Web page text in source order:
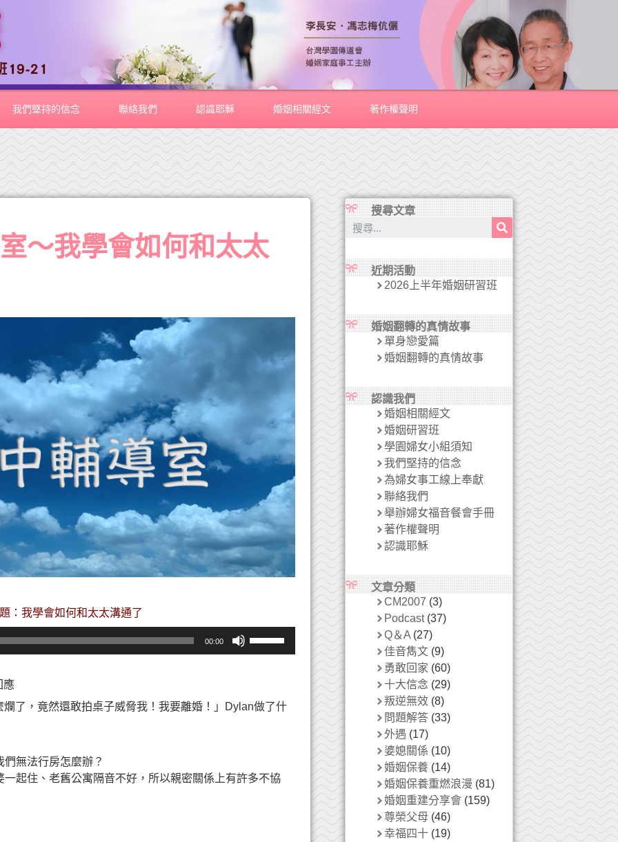
我們堅持的信念 聯絡我們 認識耶穌 婚姻相關經文 著作權聲明
～我學會如何和太太
：我學會如何和太太溝通了
00:00
向
高
應
了，竟然還敢拍桌子威脅我！我要離婚！」Dylan做了什
無法行房怎麼辦？
起住、老舊公寓隔音不好，所以親密關係上有許多不協
搜尋文章
近期活動
2026上半年婚姻研習班
婚姻翻轉的真情故事
單身戀愛篇
婚姻翻轉的真情故事
認識我們
婚姻相關經文
婚姻研習班
學園婦女小組須知
我們堅持的信念
為婦女事工線上奉獻
聯絡我們
舉辦婦女福音餐會手冊
著作權聲明
認識耶穌
文章分類
CM2007 (3)
Podcast(37)
Q＆A(27)
佳音雋文(9)
勇敢回家 (60)
十大信念 (29)
叛逆無效(8)
問題解答(33)
外遇 (17)
婆媳關係 (10)
婚姻保養(14)
婚姻保養重燃浪漫 (81)
婚姻重建分享會(159)
尊榮父母 (46)
幸福四十(19)